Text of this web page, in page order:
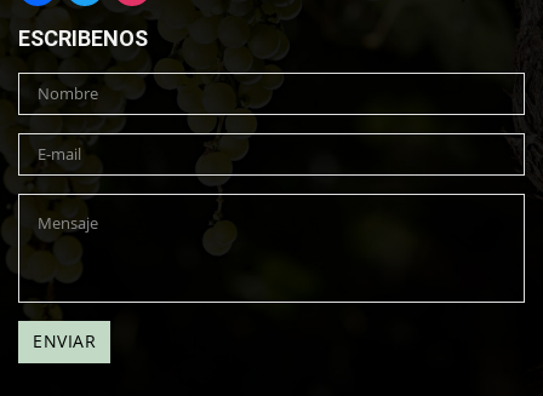
ESCRIBENOS